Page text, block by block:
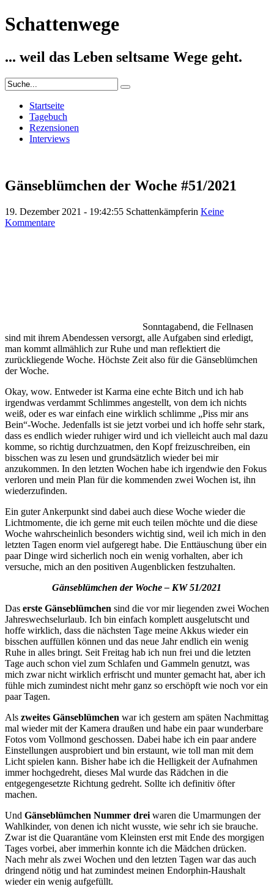
Schattenwege
... weil das Leben seltsame Wege geht.
Startseite
Tagebuch
Rezensionen
Interviews
Gänseblümchen der Woche #51/2021
19. Dezember 2021 - 19:42:55 Schattenkämpferin Keine
Kommentare
Sonntagabend, die Fellnasen
sind mit ihrem Abendessen versorgt, alle Aufgaben sind erledigt,
man kommt allmählich zur Ruhe und man reflektiert die
zurückliegende Woche. Höchste Zeit also für die Gänseblümchen
der Woche.
Okay, wow. Entweder ist Karma eine echte Bitch und ich hab
irgendwas verdammt Schlimmes angestellt, von dem ich nichts
weiß, oder es war einfach eine wirklich schlimme „Piss mir ans
Bein“-Woche. Jedenfalls ist sie jetzt vorbei und ich hoffe sehr stark,
dass es endlich wieder ruhiger wird und ich vielleicht auch mal dazu
komme, so richtig durchzuatmen, den Kopf freizuschreiben, ein
bisschen was zu lesen und grundsätzlich wieder bei mir
anzukommen. In den letzten Wochen habe ich irgendwie den Fokus
verloren und mein Plan für die kommenden zwei Wochen ist, ihn
wiederzufinden.
Ein guter Ankerpunkt sind dabei auch diese Woche wieder die
Lichtmomente, die ich gerne mit euch teilen möchte und die diese
Woche wahrscheinlich besonders wichtig sind, weil ich mich in den
letzten Tagen enorm viel aufgeregt habe. Die Enttäuschung über ein
paar Dinge wird sicherlich noch ein wenig vorhalten, aber ich
versuche, mich an den positiven Augenblicken festzuhalten.
Gänseblümchen der Woche – KW 51/2021
Das erste Gänseblümchen sind die vor mir liegenden zwei Wochen
Jahreswechselurlaub. Ich bin einfach komplett ausgelutscht und
hoffe wirklich, dass die nächsten Tage meine Akkus wieder ein
bisschen auffüllen können und das neue Jahr endlich ein wenig
Ruhe in alles bringt. Seit Freitag hab ich nun frei und die letzten
Tage auch schon viel zum Schlafen und Gammeln genutzt, was
mich zwar nicht wirklich erfrischt und munter gemacht hat, aber ich
fühle mich zumindest nicht mehr ganz so erschöpft wie noch vor ein
paar Tagen.
Als zweites Gänseblümchen war ich gestern am späten Nachmittag
mal wieder mit der Kamera draußen und habe ein paar wunderbare
Fotos vom Vollmond geschossen. Dabei habe ich ein paar andere
Einstellungen ausprobiert und bin erstaunt, wie toll man mit dem
Licht spielen kann. Bisher habe ich die Helligkeit der Aufnahmen
immer hochgedreht, dieses Mal wurde das Rädchen in die
entgegengesetzte Richtung gedreht. Sollte ich definitiv öfter
machen.
Und Gänseblümchen Nummer drei waren die Umarmungen der
Wahlkinder, von denen ich nicht wusste, wie sehr ich sie brauche.
Zwar ist die Quarantäne vom Kleinsten erst mit Ende des morgigen
Tages vorbei, aber immerhin konnte ich die Mädchen drücken.
Nach mehr als zwei Wochen und den letzten Tagen war das auch
dringend nötig und hat zumindest meinen Endorphin-Haushalt
wieder ein wenig aufgefüllt.